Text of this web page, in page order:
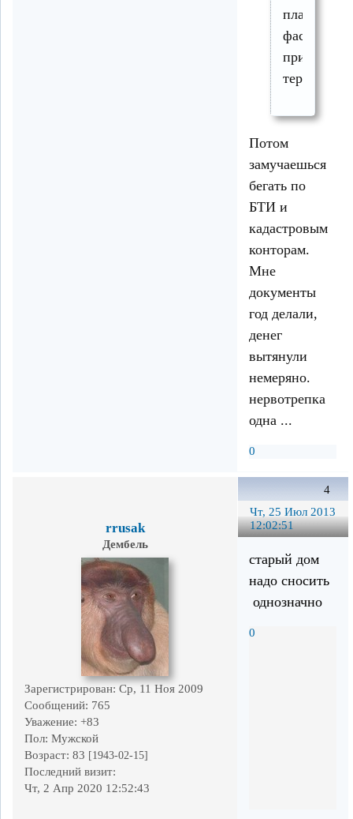
фасад,
пристроить
террасу.
Потом
замучаешься
бегать по
БТИ и
кадастровым
конторам.
Мне
документы
год делали,
денег
вытянули
немеряно.
нервотрепка
одна ...
0
4
Чт, 25 Июл 2013
12:02:51
rrusak
Дембель
Зарегистрирован: Ср, 11 Ноя 2009
Сообщений: 765
Уважение: +83
Пол: Мужской
Возраст: 83 [1943-02-15]
Последний визит:
Чт, 2 Апр 2020 12:52:43
старый дом
надо сносить
однозначно
0